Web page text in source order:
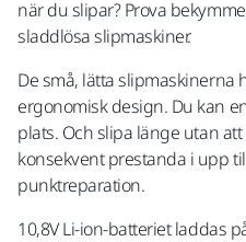
när du slipar? Prova
sladdlösa slipmaskiner.
De små, lätta slipmaskinerna
ergonomisk design. Du kan
plats. Och slipa länge utan
konsekvent prestanda i upp
punktreparation.
10,8V Li-ion-batteriet laddas